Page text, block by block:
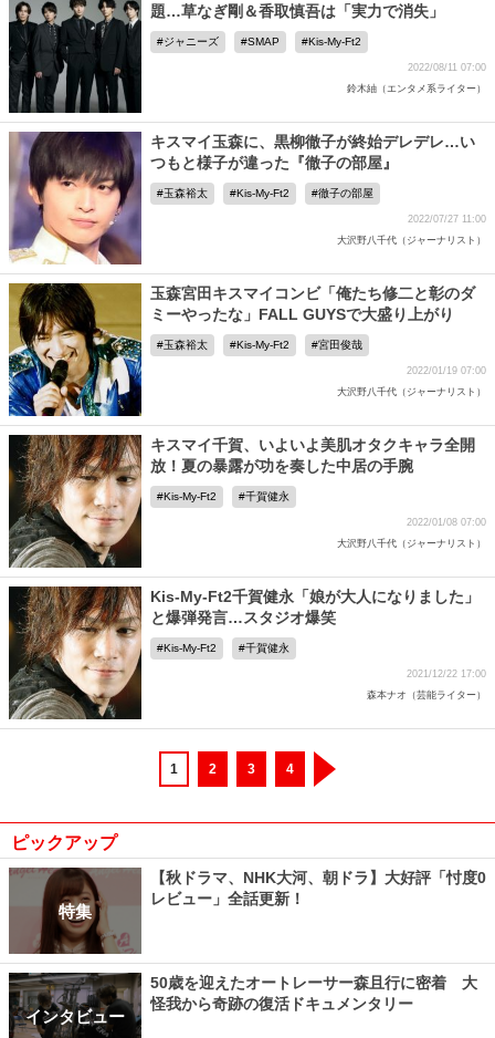
題…草なぎ剛＆香取慎吾は「実力で消失」
ジャニーズ SMAP Kis-My-Ft2
2022/08/11 07:00
鈴木紬（エンタメ系ライター）
キスマイ玉森に、黒柳徹子が終始デレデレ…い
つもと様子が違った『徹子の部屋』
玉森裕太 Kis-My-Ft2 徹子の部屋
2022/07/27 11:00
大沢野八千代（ジャーナリスト）
玉森宮田キスマイコンビ「俺たち修二と彰のダ
ミーやったな」FALL GUYSで大盛り上がり
玉森裕太 Kis-My-Ft2 宮田俊哉
2022/01/19 07:00
大沢野八千代（ジャーナリスト）
キスマイ千賀、いよいよ美肌オタクキャラ全開
放！夏の暴露が功を奏した中居の手腕
Kis-My-Ft2 千賀健永
2022/01/08 07:00
大沢野八千代（ジャーナリスト）
Kis-My-Ft2千賀健永「娘が大人になりました」
と爆弾発言…スタジオ爆笑
Kis-My-Ft2 千賀健永
2021/12/22 17:00
森本ナオ（芸能ライター）
1 2 3 4
ピックアップ
特集
【秋ドラマ、NHK大河、朝ドラ】大好評「忖度0
レビュー」全話更新！
インタビュー
50歳を迎えたオートレーサー森且行に密着 大
怪我から奇跡の復活ドキュメンタリー